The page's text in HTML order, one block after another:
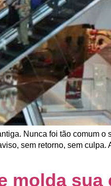
Nunca foi tão comum o
sem retorno, sem culpa.
molda sua